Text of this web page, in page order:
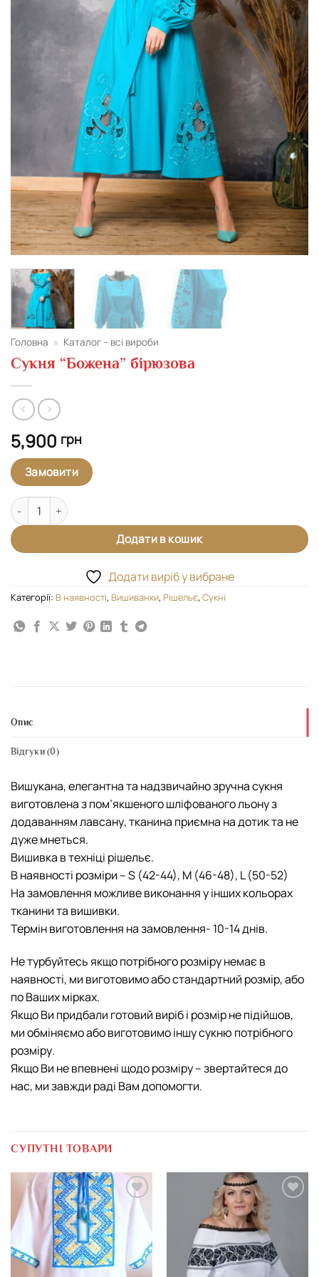
Головна » Каталог – всі вироби
Сукня “Божена” бірюзова
5,900 грн
Замовити
Сукня "Божена" бірюзова кількість
Додати в кошик
Додати виріб у вибране
Категорії: В наявності, Вишиванки, Рішельє, Сукні
Опис
Відгуки (0)
Вишукана, елегантна та надзвичайно зручна сукня
виготовлена з пом’якшеного шліфованого льону з
додаванням лавсану, тканина приємна на дотик та не
дуже мнеться.
Вишивка в техніці рішельє.
В наявності розміри – S (42-44), M (46-48), L (50-52)
На замовлення можливе виконання у інших кольорах
тканини та вишивки.
Термін виготовлення на замовлення- 10-14 днів.
Не турбуйтесь якщо потрібного розміру немає в
наявності, ми виготовимо або стандартний розмір, або
по Ваших мірках.
Якщо Ви придбали готовий виріб і розмір не підійшов,
ми обміняємо або виготовимо іншу cукню потрібного
розміру.
Якщо Ви не впевнені щодо розміру – звертайтеся до
нас, ми завжди раді Вам допомогти.
СУПУТНІ ТОВАРИ
Додати
виріб у
вибране
Додати
вибране